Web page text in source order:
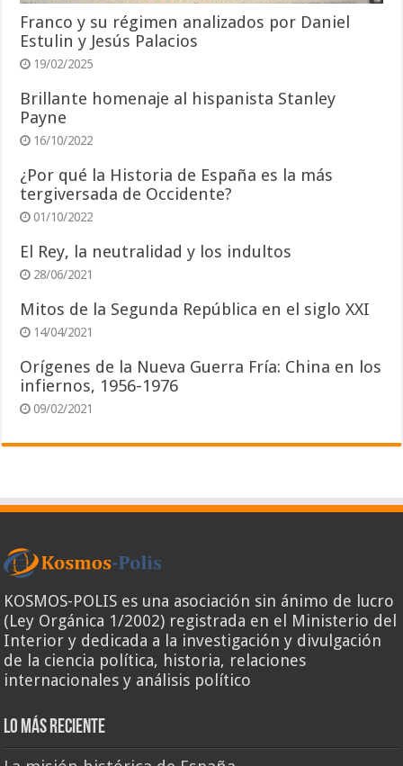
Franco y su régimen analizados por Daniel
Estulin y Jesús Palacios
19/02/2025
Brillante homenaje al hispanista Stanley
Payne
16/10/2022
¿Por qué la Historia de España es la más
tergiversada de Occidente?
01/10/2022
El Rey, la neutralidad y los indultos
28/06/2021
Mitos de la Segunda República en el siglo XXI
14/04/2021
Orígenes de la Nueva Guerra Fría: China en los
infiernos, 1956-1976
09/02/2021
KOSMOS-POLIS es una asociación sin ánimo de lucro
(Ley Orgánica 1/2002) registrada en el Ministerio del
Interior y dedicada a la investigación y divulgación
de la ciencia política, historia, relaciones
internacionales y análisis político
Lo más reciente